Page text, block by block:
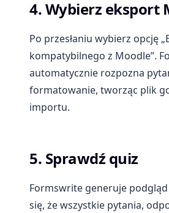
4. Wybierz eksport
Po przesłaniu wybierz opcję
kompatybilnego z Moodle”.
automatycznie rozpozna
formatowanie, tworząc plik
importu.
5. Sprawdź quiz
Formswrite generuje
się, że wszystkie pytania,